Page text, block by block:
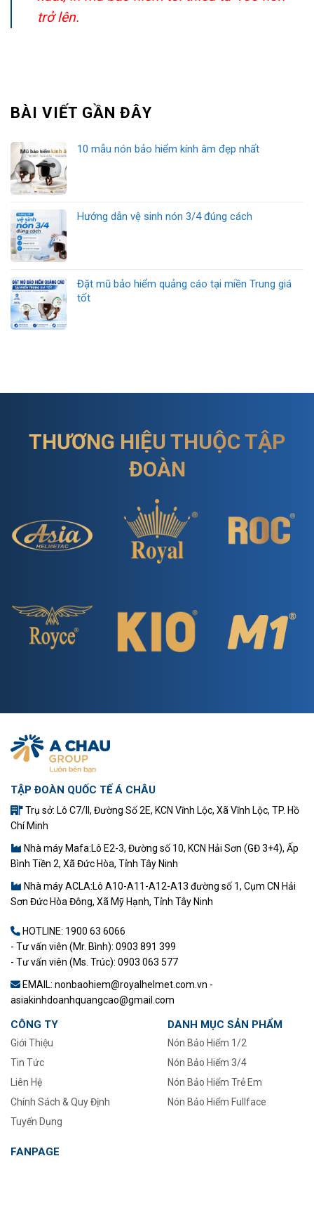
trở lên.
BÀI VIẾT GẦN ĐÂY
10 mẫu nón bảo hiểm kính âm đẹp nhất
Hướng dẫn vệ sinh nón 3/4 đúng cách
Đặt mũ bảo hiểm quảng cáo tại miền Trung giá
tốt
THƯƠNG HIỆU THUỘC TẬP
ĐOÀN
TẬP ĐOÀN QUỐC TẾ Á CHÂU
Trụ sở: Lô C7/II, Đường Số 2E, KCN Vĩnh Lộc, Xã Vĩnh Lộc, TP. Hồ
Chí Minh
Nhà máy Mafa:Lô E2-3, Đường số 10, KCN Hải Sơn (GĐ 3+4), Ấp
Bình Tiền 2, Xã Đức Hòa, Tỉnh Tây Ninh
Nhà máy ACLA:Lô A10-A11-A12-A13 đường số 1, Cụm CN Hải
Sơn Đức Hòa Đông, Xã Mỹ Hạnh, Tỉnh Tây Ninh
HOTLINE: 1900 63 6066
- Tư vấn viên (Mr. Bình): 0903 891 399
- Tư vấn viên (Ms. Trúc): 0903 063 577
EMAIL: nonbaohiem@royalhelmet.com.vn -
asiakinhdoanhquangcao@gmail.com
CÔNG TY
Giới Thiệu
Tin Tức
–
Liên Hệ
Chính Sách & Quy Định
Tuyển Dụng
DANH MỤC SẢN PHẨM
Nón Bảo Hiểm 1/2
Nón Bảo Hiểm 3/4
Nón Bảo Hiểm Trẻ Em
Nón Bảo Hiểm Fullface
FANPAGE